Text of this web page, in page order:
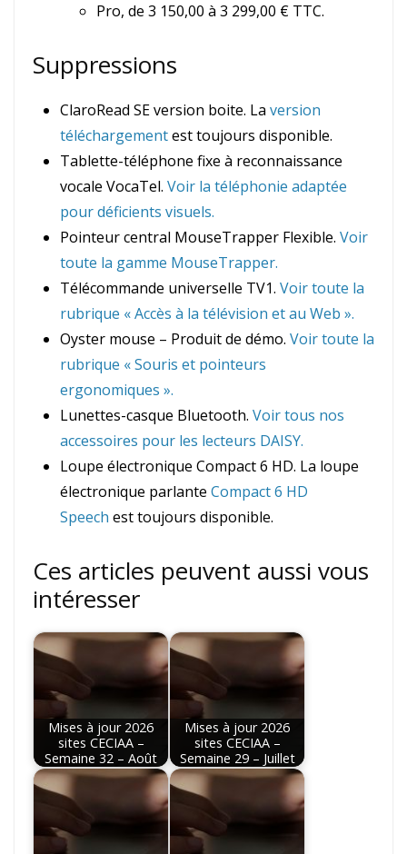
Pro, de 3 150,00 à 3 299,00 € TTC.
Suppressions
ClaroRead SE version boite. La version
téléchargementest toujours disponible.
Tablette-téléphone fixe à reconnaissance
vocale VocaTel. Voir la téléphonie adaptée
pour déficients visuels.
Pointeur central MouseTrapper Flexible. Voir
toute la gamme MouseTrapper.
Télécommande universelle TV1. Voir toute la
rubrique « Accès à la télévision et au Web ».
Oyster mouse – Produit de démo. Voir toute la
rubrique « Souris et pointeurs
ergonomiques ».
Lunettes-casque Bluetooth. Voir tous nos
accessoires pour les lecteurs DAISY.
Loupe électronique Compact 6 HD. La loupe
électronique parlante Compact 6 HD
Speech est toujours disponible.
Ces articles peuvent aussi vous
intéresser
Mises à jour 2026
sites CECIAA –
Semaine 32 – Août
Mises à jour 2026
sites CECIAA –
Semaine 29 – Juillet